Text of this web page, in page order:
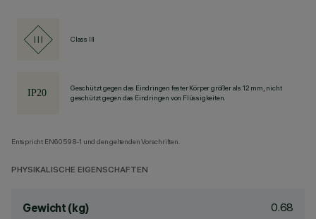
Class III
Geschützt gegen das Eindringen fester Körper größer als 12 mm, nicht
geschützt gegen das Eindringen von Flüssigkeiten.
Entspricht EN60598-1 und den geltenden Vorschriften.
PHYSIKALISCHE EIGENSCHAFTEN
Gewicht (kg) 0.68